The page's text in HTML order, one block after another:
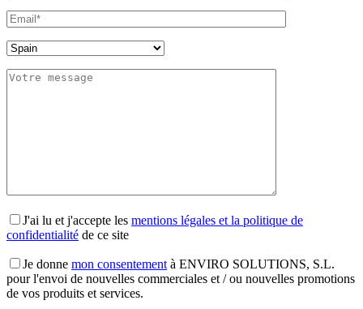
J'ai lu et j'accepte les mentions légales et la politique de
confidentialité de ce site
Je donne mon consentement à ENVIRO SOLUTIONS, S.L.
pour l'envoi de nouvelles commerciales et / ou nouvelles promotions
de vos produits et services.